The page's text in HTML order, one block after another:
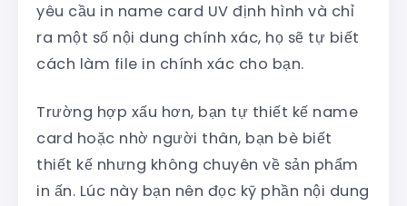
yêu cầu in name card UV định hình và chỉ
ra một số nội dung chính xác, họ sẽ tự biết
cách làm file in chính xác cho bạn.
Trường hợp xấu hơn, bạn tự thiết kế name
card hoặc nhờ người thân, bạn bè biết
thiết kế nhưng không chuyên về sản phẩm
in ấn. Lúc này bạn nên đọc kỹ phần nội dung